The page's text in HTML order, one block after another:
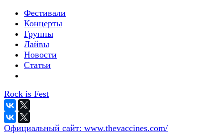
Фестивали
Концерты
Группы
Лайвы
Новости
Статьи
Rock is Fest
Официальный сайт: www.thevaccines.com/